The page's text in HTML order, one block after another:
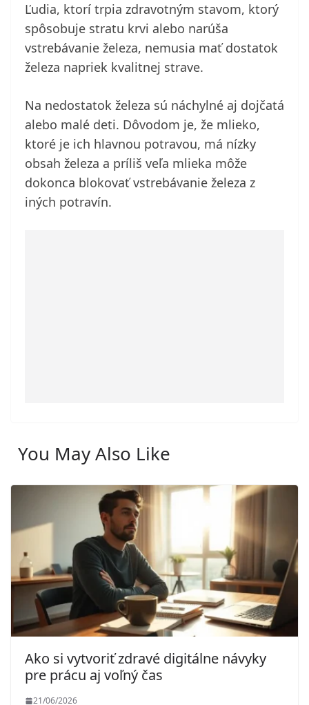
Ľudia, ktorí trpia zdravotným stavom, ktorý
spôsobuje stratu krvi alebo narúša
vstrebávanie železa, nemusia mať dostatok
železa napriek kvalitnej strave.
Na nedostatok železa sú náchylné aj dojčatá
alebo malé deti. Dôvodom je, že mlieko,
ktoré je ich hlavnou potravou, má nízky
obsah železa a príliš veľa mlieka môže
dokonca blokovať vstrebávanie železa z
iných potravín.
You May Also Like
Ako si vytvoriť zdravé digitálne návyky
pre prácu aj voľný čas
21/06/2026